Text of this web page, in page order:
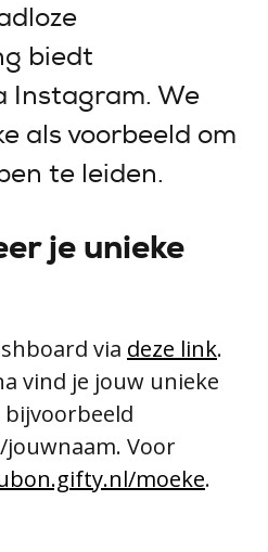
biedt
Instagram. We
als voorbeeld om
te leiden.
je unieke
via deze link.
vind je jouw unieke
Voor
moeke.